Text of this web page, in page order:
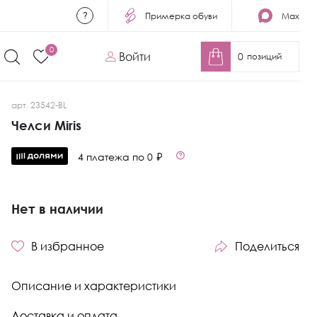
Примерка обуви Max
0
Войти 0 позиций
арт. 23542-BL
Челси Miris
4 платежа по 0 ₽
Нет в наличии
В избранное Поделиться
Описание и характеристики